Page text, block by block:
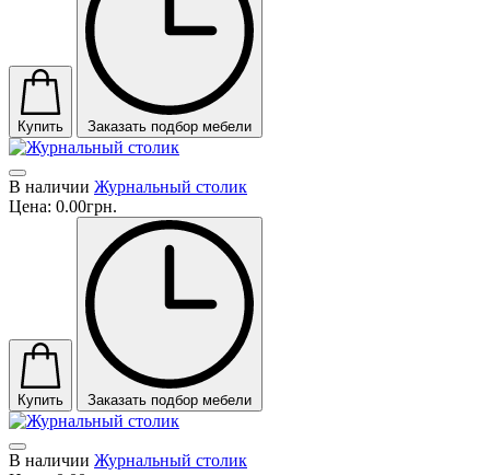
Купить Заказать подбор мебели
В наличии Журнальный столик
Цена: 0.00грн.
Купить Заказать подбор мебели
В наличии Журнальный столик